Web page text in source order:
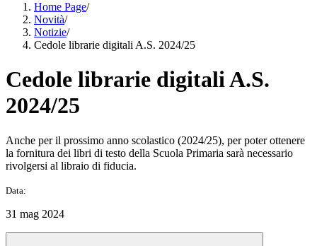
Home Page/
Novità/
Notizie/
Cedole librarie digitali A.S. 2024/25
Cedole librarie digitali A.S.
2024/25
Anche per il prossimo anno scolastico (2024/25), per poter ottenere
la fornitura dei libri di testo della Scuola Primaria sarà necessario
rivolgersi al libraio di fiducia.
Data:
31 mag 2024